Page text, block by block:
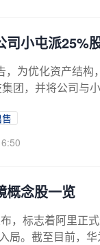
司小屯派25%
为优化资产结
团，并将公司与
概念股一览
，标志着阿里正
局。截至目前，